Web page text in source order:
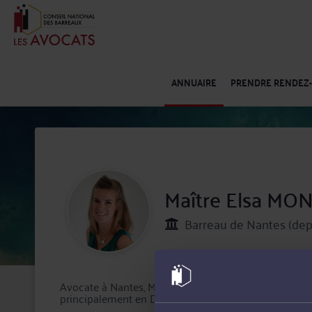
ANNUAIRE PRENDRE
Maître Elsa
Barreau de Nantes
Avocate à Nantes, Maître Elsa MONCEAUX
principalement en Droit de la famille, des